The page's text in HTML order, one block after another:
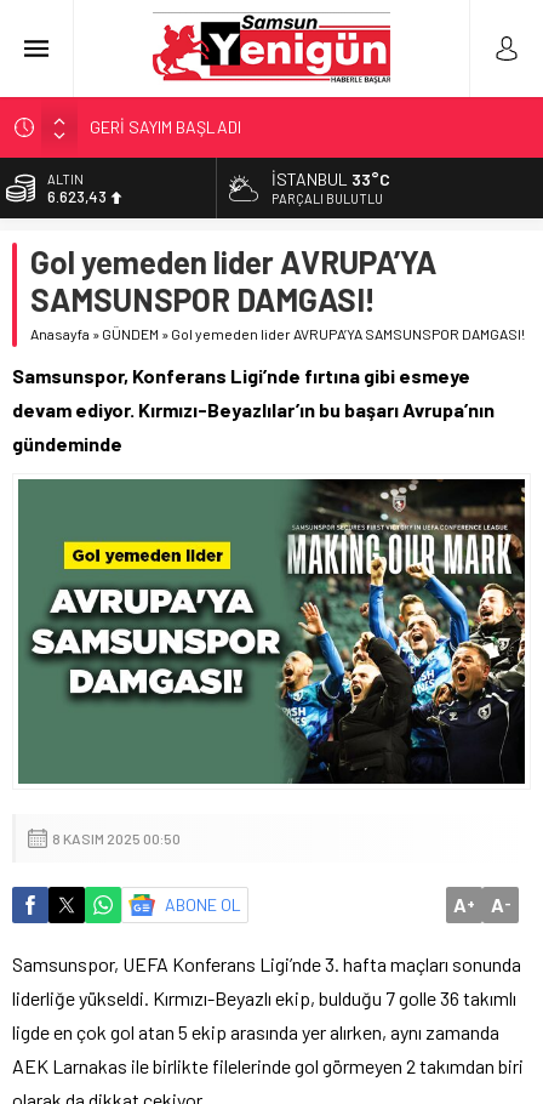
GERİ SAYIM BAŞLADI
SAMSUNSPOR’DA HEDEF 5’İNCİLİK!
‘BAFRA’YA YATIRIM YAPIN!’
YÖNETİCİ SEÇERKEN YAPILAN EN BÜYÜK HATALAR
BİST
13.785,25
47,7048
EURO
55,0748
6.623,43
İSTANBUL 33°C
PARÇALI BULUTLU
Gol yemeden lider AVRUPA’YA
SAMSUNSPOR DAMGASI!
Anasayfa » GÜNDEM » Gol yemeden lider AVRUPA’YA SAMSUNSPOR DAMGASI!
Samsunspor, Konferans Ligi’nde fırtına gibi esmeye
devam ediyor. Kırmızı-Beyazlılar’ın bu başarı Avrupa’nın
gündeminde
8 KASIM 2025 00:50
ABONE OL A+ A-
Samsunspor, UEFA Konferans Ligi’nde 3. hafta maçları sonunda
liderliğe yükseldi. Kırmızı-Beyazlı ekip, bulduğu 7 golle 36 takımlı
ligde en çok gol atan 5 ekip arasında yer alırken, aynı zamanda
AEK Larnakas ile birlikte filelerinde gol görmeyen 2 takımdan biri